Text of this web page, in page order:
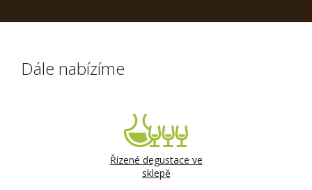
Dále nabízíme
Řízené degustace ve
sklepě